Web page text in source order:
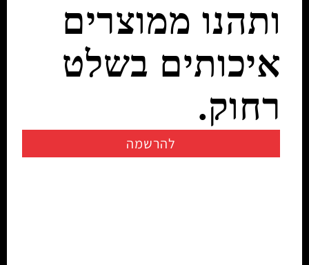
ותהנו ממוצרים
איכותים בשלט
רחוק.
להרשמה